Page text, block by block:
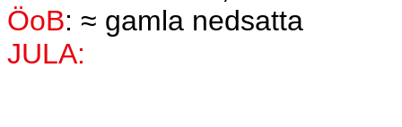
ÖoB: ≈ gamla nedsatta
JULA: